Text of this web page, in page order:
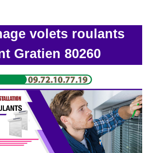
volets roulants
Gratien 80260